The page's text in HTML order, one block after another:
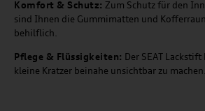
Komfort & Schutz: Zum Schutz für den
sind Ihnen die Gummimatten und
behilflich.
Pflege & Flüssigkeiten: Der SEAT
kleine Kratzer beinahe unsichtbar zu machen.